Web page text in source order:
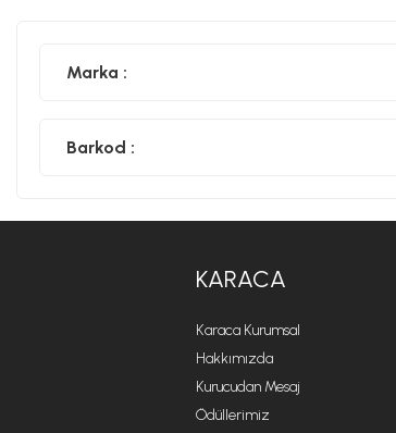
Marka :
Barkod :
KARACA
Karaca Kurumsal
Hakkımızda
Kurucudan Mesaj
Ödüllerimiz